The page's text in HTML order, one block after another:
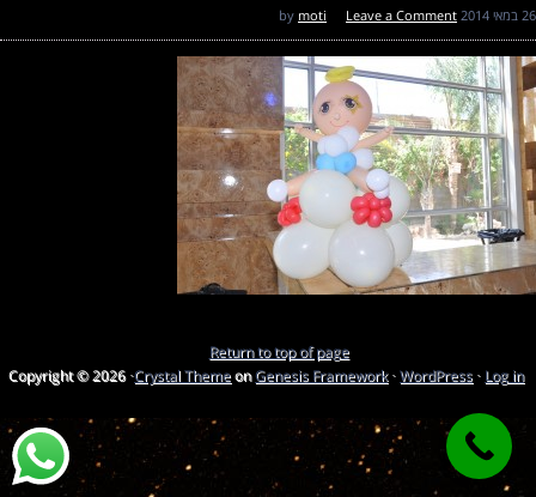
26 במאי 2014 moti Leave a Comment
Return to top of page
Copyright © 2026 ·Crystal ThemeonGenesis Framework·WordPress· Log in